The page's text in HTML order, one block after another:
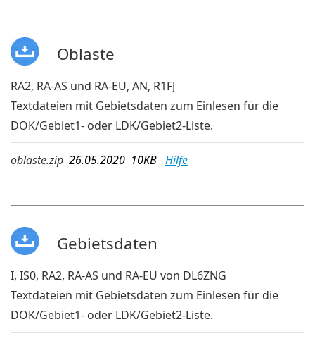
Oblaste
RA2, RA-AS und RA-EU, AN, R1FJ
Textdateien mit Gebietsdaten zum Einlesen für die
DOK/Gebiet1- oder LDK/Gebiet2-Liste.
oblaste.zip 26.05.2020 10KB Hilfe
Gebietsdaten
I, IS0, RA2, RA-AS und RA-EU von DL6ZNG
Textdateien mit Gebietsdaten zum Einlesen für die
DOK/Gebiet1- oder LDK/Gebiet2-Liste.